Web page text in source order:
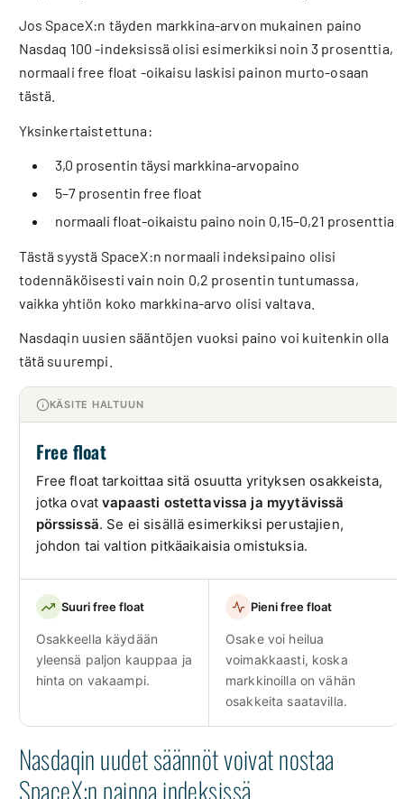
Jos SpaceX:n täyden markkina-arvon mukainen paino
Nasdaq 100 -indeksissä olisi esimerkiksi noin 3 prosenttia,
normaali free float -oikaisu laskisi painon murto-osaan
tästä.
Yksinkertaistettuna:
3,0 prosentin täysi markkina-arvopaino
5–7 prosentin free float
normaali float-oikaistu paino noin 0,15–0,21 prosenttia
Tästä syystä SpaceX:n normaali indeksipaino olisi
todennäköisesti vain noin 0,2 prosentin tuntumassa,
vaikka yhtiön koko markkina-arvo olisi valtava.
Nasdaqin uusien sääntöjen vuoksi paino voi kuitenkin olla
tätä suurempi.
KÄSITE HALTUUN
Free float
Free float tarkoittaa sitä osuutta yrityksen osakkeista,
jotka ovatvapaasti ostettavissa ja myytävissä
pörssissä. Se ei sisällä esimerkiksi perustajien,
johdon tai valtion pitkäaikaisia omistuksia.
Suuri free float
Osakkeella käydään
yleensä paljon kauppaa ja
hinta on vakaampi.
Pieni free float
Osake voi heilua
voimakkaasti, koska
markkinoilla on vähän
osakkeita saatavilla.
Nasdaqin uudet säännöt voivat nostaa
SpaceX:n painoa indeksissä